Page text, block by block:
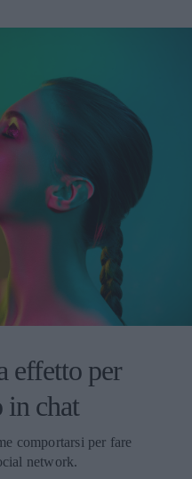
effetto per
in chat
comportarsi per fare
network.